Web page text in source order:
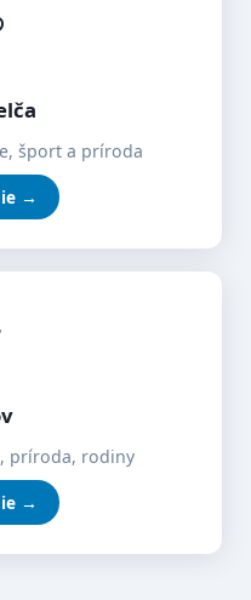
šport a príroda
→
príroda, rodiny
→